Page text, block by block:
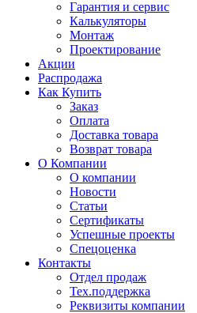
Гарантия и сервис
Калькуляторы
Монтаж
Проектирование
Акции
Распродажа
Как Купить
Заказ
Оплата
Доставка товара
Возврат товара
О Компании
О компании
Новости
Статьи
Сертификаты
Успешные проекты
Спецоценка
Контакты
Отдел продаж
Тех.поддержка
Реквизиты компании